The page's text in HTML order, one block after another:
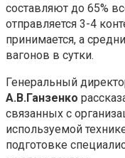
составляют до 65%
отправляется 3-4
принимается, а
вагонов в сутки.
Генеральный
А.В.Ганзенко
связанных с
используемой
подготовке